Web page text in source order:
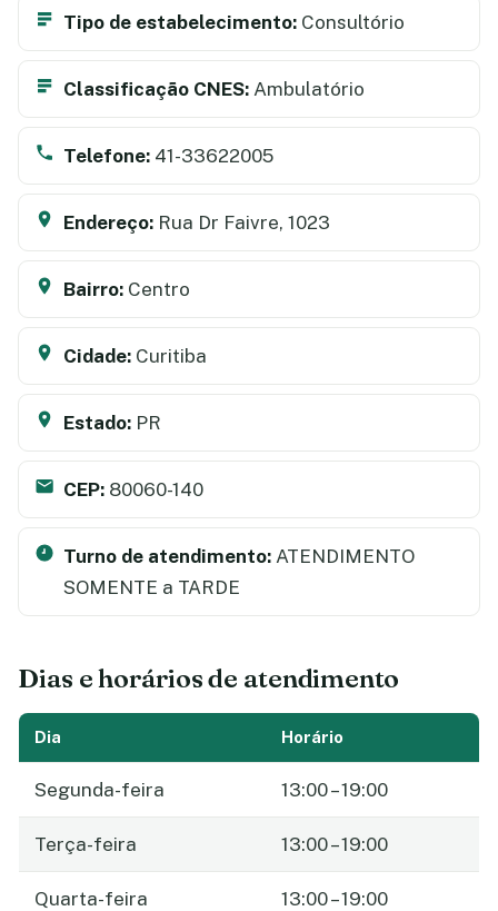
Tipo de estabelecimento: Consultório
Classificação CNES: Ambulatório
Telefone: 41-33622005
Endereço: Rua Dr Faivre, 1023
Bairro: Centro
Cidade: Curitiba
Estado: PR
CEP: 80060-140
Turno de atendimento: ATENDIMENTO
SOMENTE a TARDE
Dias e horários de atendimento
Dia Horário
Segunda-feira 13:00 – 19:00
Terça-feira 13:00 – 19:00
Quarta-feira 13:00 – 19:00